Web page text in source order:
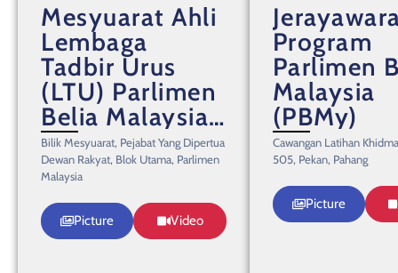
Mesyuarat Ahli
Lembaga
Tadbir Urus
(LTU) Parlimen
Belia Malaysia
(PBMy) Bil.
Tahun 2026
Bilik Mesyuarat, Pejabat Yang Dipertua
Dewan Rakyat, Blok Utama, Parlimen
Malaysia
Picture Video
Program
Parlimen
Malaysia
(PBMy)
Cawangan Latihan
505, Pekan, Pahang
Picture